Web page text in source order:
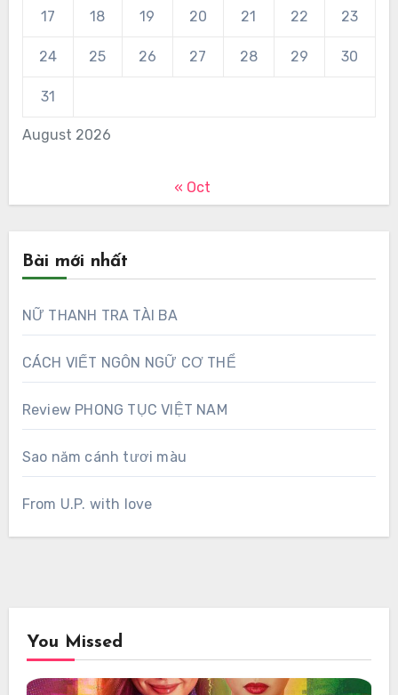
August 2026
17 18 19 20 21 22 23
24 25 26 27 28 29 30
31
« Oct
Bài mới nhất
NỮ THANH TRA TÀI BA
CÁCH VIẾT NGÔN NGỮ CƠ THỂ
Review PHONG TỤC VIỆT NAM
Sao năm cánh tươi màu
From U.P. with love
You Missed